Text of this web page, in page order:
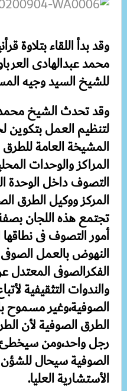
وقد بدأ اللقاء بتلاوة
محمد عبدالهادى
للشيخ السيد وجيه
وقد تحدث الشيخ
لتنظيم العمل بتكوين
المشيخة العامة
المراكز والوحدات
التصوف داخل الوحدة
المركز ووكيل الطرق
تجتمع هذه اللجان
أمور التصوف فى
النهوض بالعمل
الفكرالصوفى
والندوات التثقيفية
الصوفية،وغير مسموح
الطرق الصوفية لأن
رجل واحد،ومن
الصوفية سيحال للشؤن
الأستشارية العليا.